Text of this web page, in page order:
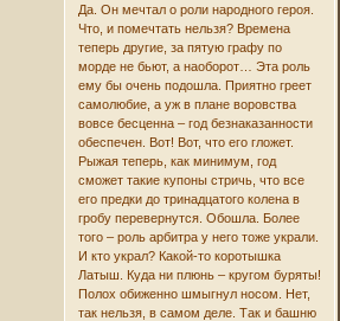
Да. Он мечтал о роли народного героя.
Что, и помечтать нельзя? Времена
теперь другие, за пятую графу по
морде не бьют, а наоборот… Эта роль
ему бы очень подошла. Приятно греет
самолюбие, а уж в плане воровства
вовсе бесценна – год безнаказанности
обеспечен. Вот! Вот, что его гложет.
Рыжая теперь, как минимум, год
сможет такие купоны стричь, что все
его предки до тринадцатого колена в
гробу перевернутся. Обошла. Более
того – роль арбитра у него тоже украли.
И кто украл? Какой-то коротышка
Латыш. Куда ни плюнь – кругом буряты!
Полох обиженно шмыгнул носом. Нет,
так нельзя, в самом деле. Так и башню